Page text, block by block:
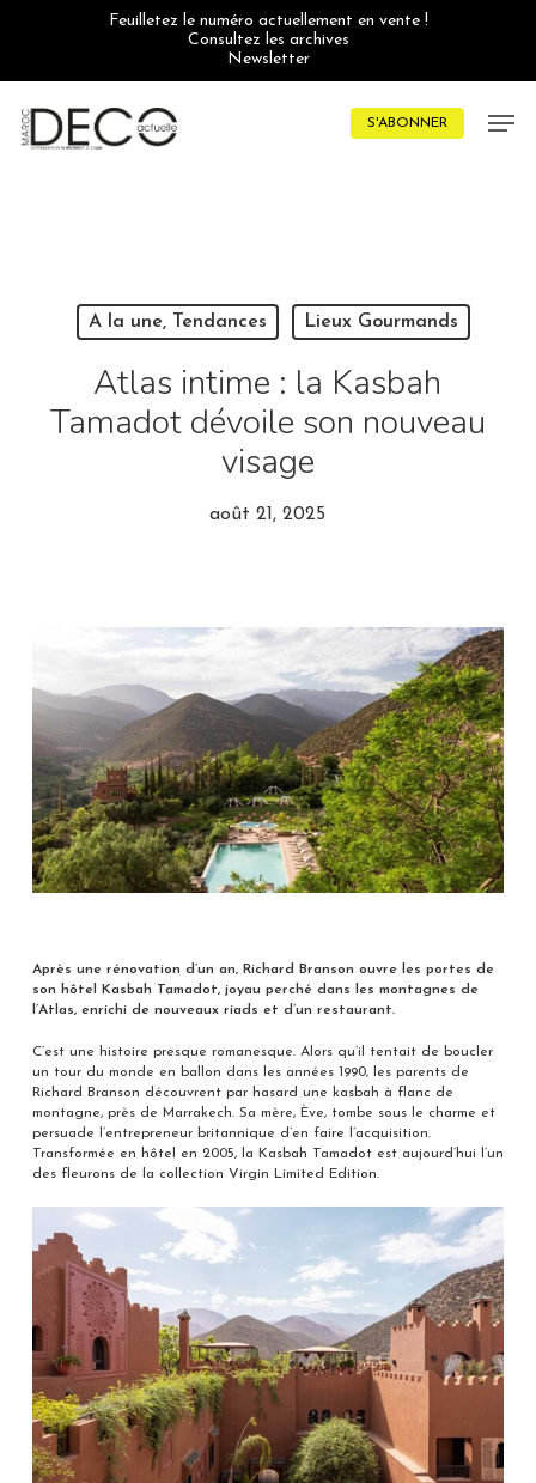
Feuilletez le numéro actuellement en vente !
Consultez les archives
Newsletter
S'ABONNER
A la une, Tendances Lieux Gourmands
Atlas intime : la Kasbah
Tamadot dévoile son nouveau
visage
août 21, 2025
Après une rénovation d’un an, Richard Branson ouvre les portes de
son hôtel Kasbah Tamadot, joyau perché dans les montagnes de
l’Atlas, enrichi de nouveaux riads et d’un restaurant.
C’est une histoire presque romanesque. Alors qu’il tentait de boucler
un tour du monde en ballon dans les années 1990, les parents de
Richard Branson découvrent par hasard une kasbah à flanc de
montagne, près de Marrakech. Sa mère, Ève, tombe sous le charme et
persuade l’entrepreneur britannique d’en faire l’acquisition.
Transformée en hôtel en 2005, la Kasbah Tamadot est aujourd’hui l’un
des fleurons de la collection Virgin Limited Edition.